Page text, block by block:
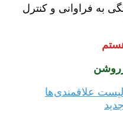
به فراوانی و کنترل
علاقمندی‌ها